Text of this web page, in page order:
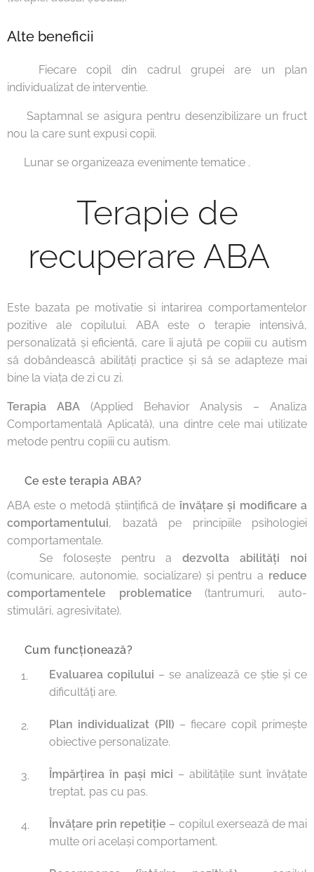
Alte beneficii
✅ Fiecare copil din cadrul grupei are un plan
individualizat de interventie.
✅ Saptamnal se asigura pentru desenzibilizare un fruct
nou la care sunt expusi copii.
✅ Lunar se organizeaza evenimente tematice .
Terapie de
recuperare ABA
Este bazata pe motivatie si intarirea comportamentelor
pozitive ale copilului. ABA este o terapie intensivă,
personalizată și eficientă, care îi ajută pe copiii cu autism
să dobândească abilități practice și să se adapteze mai
bine la viața de zi cu zi.
Terapia ABA(Applied Behavior Analysis – Analiza
Comportamentală Aplicată), una dintre cele mai utilizate
metode pentru copiii cu autism.
🔹 Ce este terapia ABA?
ABA este o metodă științifică de învățare și modificare a
comportamentului, bazată pe principiile psihologiei
comportamentale.
👉 Se folosește pentru adezvolta abilități noi
(comunicare, autonomie, socializare) și pentru a reduce
comportamentele problematice (tantrumuri, auto-
stimulări, agresivitate).
🔹 Cum funcționează?
Evaluarea copilului – se analizează ce știe și ce
dificultăți are.
Plan individualizat (PII) – fiecare copil primește
obiective personalizate.
Împărțirea în pași mici – abilitățile sunt învățate
treptat, pas cu pas.
Învățare prin repetiție – copilul exersează de mai
multe ori același comportament.